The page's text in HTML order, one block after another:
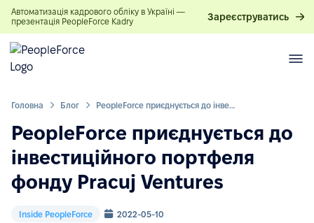
Автоматизація кадрового обліку в Україні —
презентація PeopleForce Kadry
Зареєструватись
Головна Блог PeopleForce приєднується до інвестиційного портфеля фонду Pracuj Ventures
PeopleForce приєднується до
інвестиційного портфеля
фонду Pracuj Ventures
Inside PeopleForce 2022-05-10